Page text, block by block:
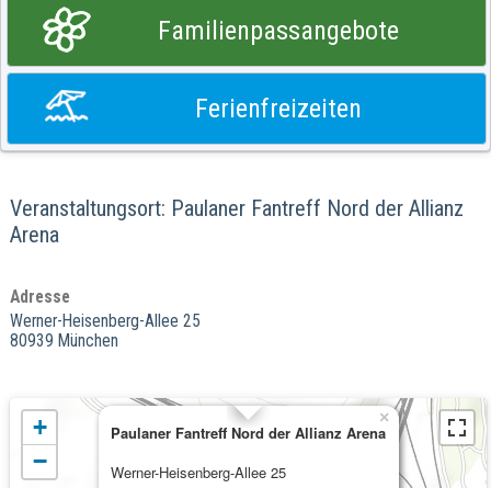
Familienpassangebote
Ferienfreizeiten
Veranstaltungsort: Paulaner Fantreff Nord der Allianz
Arena
Adresse
Werner-Heisenberg-Allee 25
80939 München
Paulaner Fantreff Nord der Allianz Arena
Werner-Heisenberg-Allee 25
×
+
−